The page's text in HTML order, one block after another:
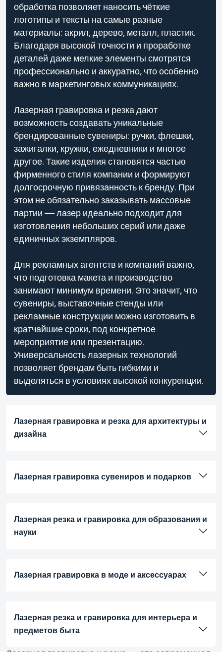
обработка позволяет наносить чёткие
логотипы и тексты на самые разные
материалы: акрил, дерево, металл, пластик.
Благодаря высокой точности и проработке
деталей даже мелкие элементы смотрятся
профессионально и аккуратно, что особенно
важно в маркетинговых коммуникациях.
Лазерная гравировка и резка дают
возможность создавать уникальные
брендированные сувениры: ручки, флешки,
зажигалки, кружки, ежедневники и многое
другое. Такие изделия становятся частью
фирменного стиля компании и формируют
долгосрочную привязанность к бренду. При
этом не обязательно заказывать массовые
партии — лазер идеально подходит для
изготовления небольших серий или даже
единичных экземпляров.
Для рекламных агентств и компаний важно,
что подготовка макета и производство
занимают минимум времени. Это значит, что
сувениры, выставочные стенды или
рекламные конструкции можно изготовить в
кратчайшие сроки, под конкретное
мероприятие или презентацию.
Универсальность лазерных технологий
позволяет брендам быть гибкими и
выделяться в условиях высокой конкуренции.
Лазерная гравировка и резка для архитектуры и
дизайна
Лазерная гравировка сувениров и подарков
Лазерная резка и гравировка для образования и
науки
Лазерная гравировка в моде и аксессуарах
Лазерная резка и гравировка для интерьера и
предметов быта